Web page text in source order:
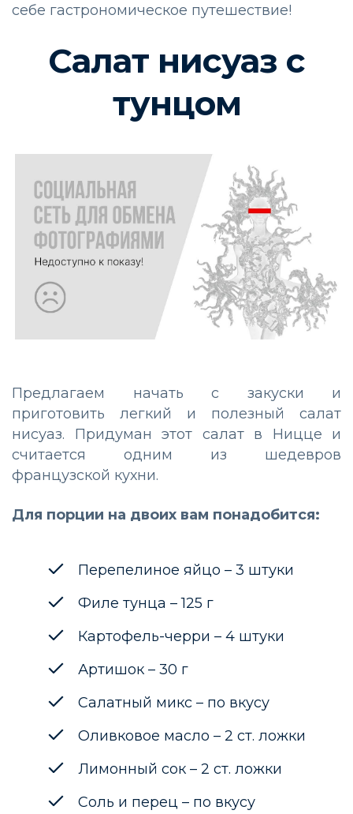
себе гастрономическое путешествие!
Салат нисуаз с
тунцом
Предлагаем начать с закуски и
приготовить легкий и полезный салат
нисуаз. Придуман этот салат в Ницце и
считается одним из шедевров
французской кухни.
Для порции на двоих вам понадобится:
Перепелиное яйцо – 3 штуки
Филе тунца – 125 г
Картофель-черри – 4 штуки
Артишок – 30 г
Салатный микс – по вкусу
Оливковое масло – 2 ст. ложки
Лимонный сок – 2 ст. ложки
Соль и перец – по вкусу